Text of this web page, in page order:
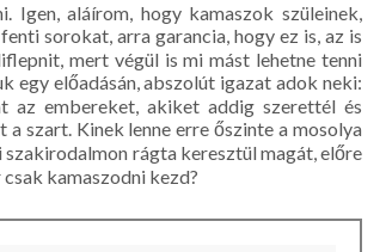
Igen, aláírom, hogy kamaszok szüleinek,
sorokat, arra garancia, hogy ez is, az is
mert végül is mi mást lehetne tenni
egy előadásán, abszolút igazat adok neki:
az embereket, akiket addig szerettél és
szart. Kinek lenne erre őszinte a mosolya
szakirodalmon rágta keresztül magát, előre
kamaszodni kezd?